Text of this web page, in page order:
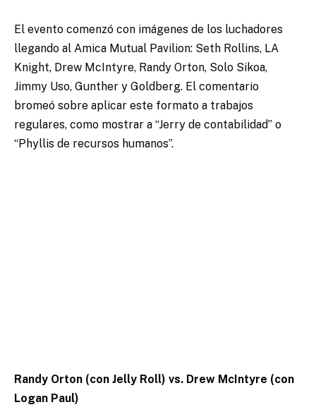
El evento comenzó con imágenes de los luchadores
llegando al Amica Mutual Pavilion: Seth Rollins, LA
Knight, Drew McIntyre, Randy Orton, Solo Sikoa,
Jimmy Uso, Gunther y Goldberg. El comentario
bromeó sobre aplicar este formato a trabajos
regulares, como mostrar a “Jerry de contabilidad” o
“Phyllis de recursos humanos”.
Randy Orton (con Jelly Roll) vs. Drew McIntyre (con
Logan Paul)